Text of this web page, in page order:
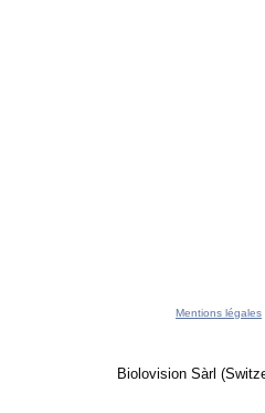
Mentions légales
Biolovision Sàrl